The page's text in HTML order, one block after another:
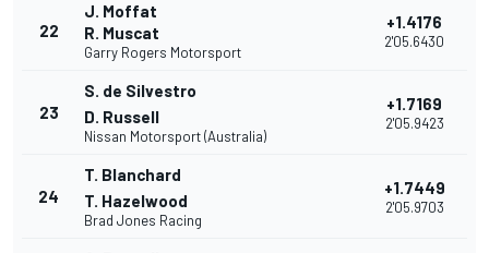
22
J. Moffat
R. Muscat
Garry Rogers Motorsport
+1.4176
2'05.6430
23
S. de Silvestro
D. Russell
Nissan Motorsport (Australia)
+1.7169
2'05.9423
24
T. Blanchard
T. Hazelwood
Brad Jones Racing
+1.7449
2'05.9703